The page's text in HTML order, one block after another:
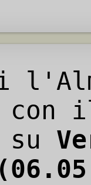
con